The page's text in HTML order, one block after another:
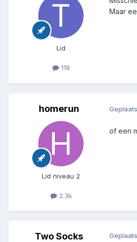
Lid
118
Maar
homerun
Lid niveau 2
2.3k
of een
Two Socks